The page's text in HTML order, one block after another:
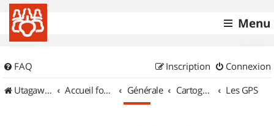
Menu
FAQ Connexion
Inscription
UtagawaVTT (Randos VTT et VTTAE avec traces GPS)
Accueil forum Générale Cartographie et GPS Les GPS